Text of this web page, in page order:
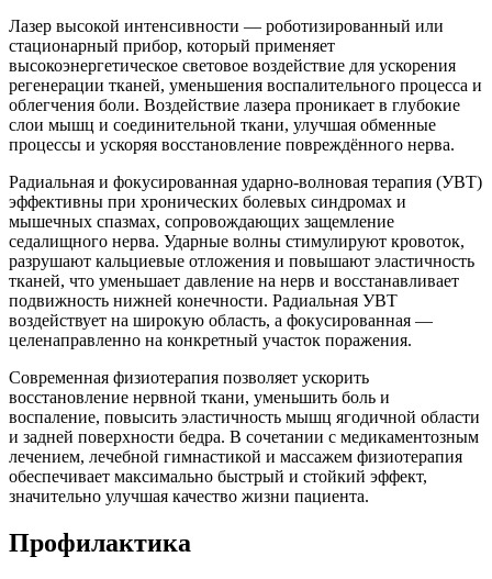
Лазер высокой интенсивности — роботизированный или
стационарный прибор, который применяет
высокоэнергетическое световое воздействие для ускорения
регенерации тканей, уменьшения воспалительного процесса и
облегчения боли. Воздействие лазера проникает в глубокие
слои мышц и соединительной ткани, улучшая обменные
процессы и ускоряя восстановление повреждённого нерва.
Радиальная и фокусированная ударно-волновая терапия (УВТ)
эффективны при хронических болевых синдромах и
мышечных спазмах, сопровождающих защемление
седалищного нерва. Ударные волны стимулируют кровоток,
разрушают кальциевые отложения и повышают эластичность
тканей, что уменьшает давление на нерв и восстанавливает
подвижность нижней конечности. Радиальная УВТ
воздействует на широкую область, а фокусированная —
целенаправленно на конкретный участок поражения.
Современная физиотерапия позволяет ускорить
восстановление нервной ткани, уменьшить боль и
воспаление, повысить эластичность мышц ягодичной области
и задней поверхности бедра. В сочетании с медикаментозным
лечением, лечебной гимнастикой и массажем физиотерапия
обеспечивает максимально быстрый и стойкий эффект,
значительно улучшая качество жизни пациента.
Профилактика